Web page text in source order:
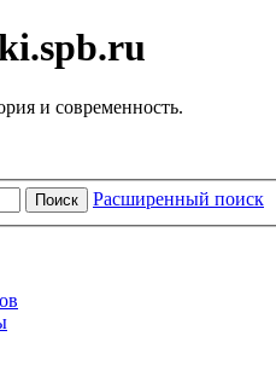
и современность.
Поиск Расширенный поиск